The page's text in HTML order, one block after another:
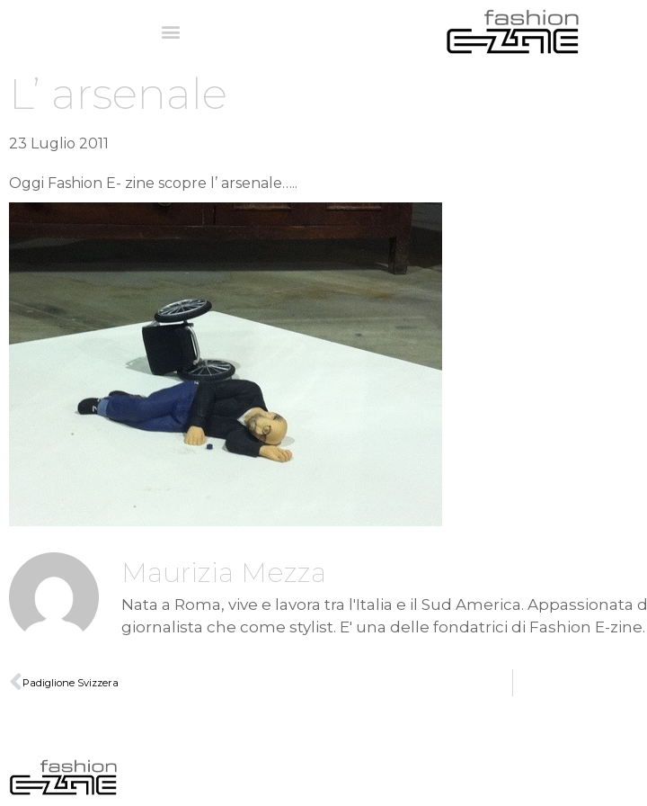
L’ arsenale
23 Luglio 2011
Oggi Fashion E- zine scopre l’ arsenale…..
Maurizia Mezza
Nata a Roma, vive e lavora tra l'Italia e il Sud America.
giornalista che come stylist. E' una delle fondatrici di Fashion E-zine.
Padiglione Svizzera